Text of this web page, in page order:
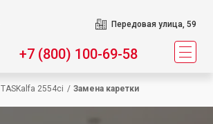
Передовая улица, 59
+7 (800) 100-69-58
TASKalfa 2554ci / Замена каретки